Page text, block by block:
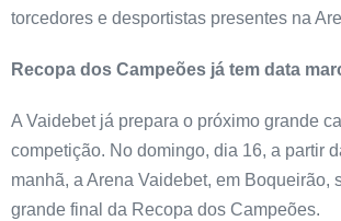
torcedores e desportistas presentes na
Recopa dos Campeões já tem data
A Vaidebet já prepara o próximo grande
competição. No domingo, dia 16, a partir
manhã, a Arena Vaidebet, em Boqueirão,
grande final da Recopa dos Campeões.